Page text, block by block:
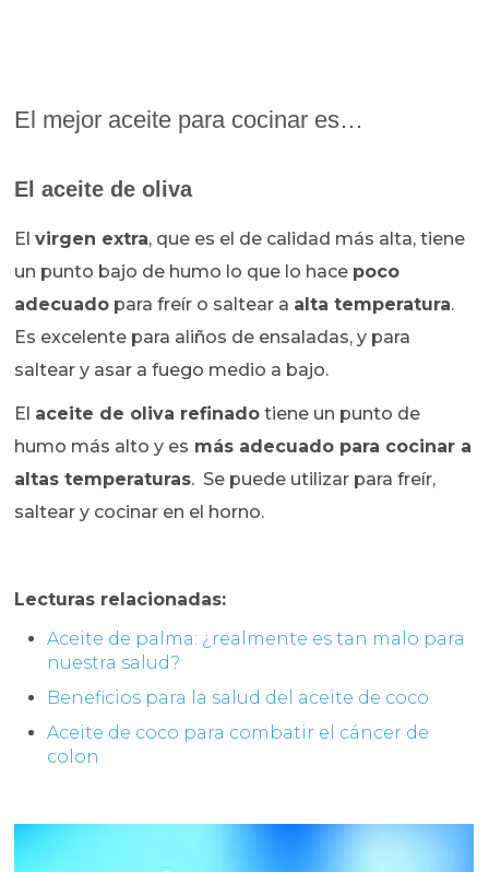
El mejor aceite para cocinar es…
El aceite de oliva
Elvirgen extra, que es el de calidad más alta, tiene
un punto bajo de humo lo que lo hace poco
adecuado para freír o saltear a alta temperatura.
Es excelente para aliños de ensaladas, y para
saltear y asar a fuego medio a bajo.
El aceite de oliva refinado tiene un punto de
humo más alto y es más adecuado para cocinar a
altas temperaturas. Se puede utilizar para freír,
saltear y cocinar en el horno.
Lecturas relacionadas:
Aceite de palma: ¿realmente es tan malo para
nuestra salud?
Beneficios para la salud del aceite de coco
Aceite de coco para combatir el cáncer de
colon